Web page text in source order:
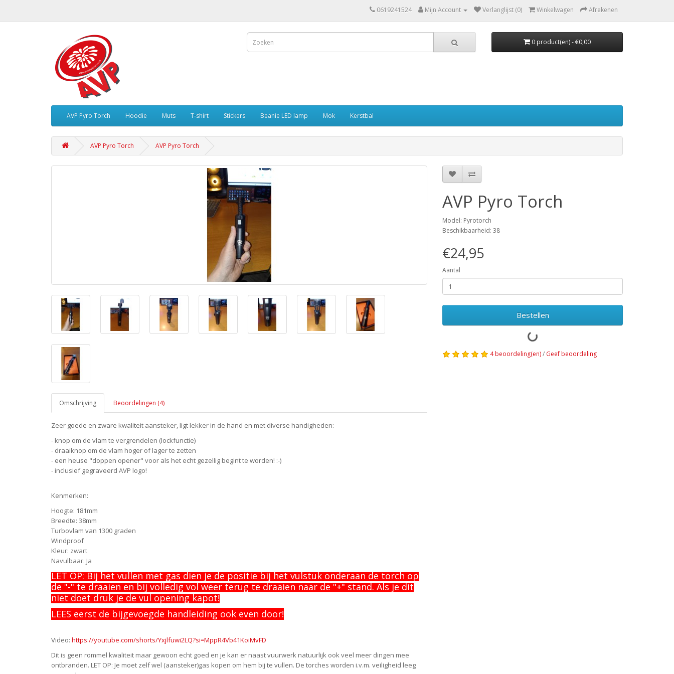
0619241524 Mijn Account Verlanglijst (0) Winkelwagen Afrekenen
0 product(en) - €0,00
AVP Pyro Torch Hoodie Muts T-shirt Stickers Beanie LED lamp Mok Kerstbal
AVP Pyro Torch AVP Pyro Torch
Omschrijving Beoordelingen (4)
Zeer goede en zware kwaliteit aansteker, ligt lekker in de hand en met diverse handigheden:
- knop om de vlam te vergrendelen (lockfunctie)
- draaiknop om de vlam hoger of lager te zetten
- een heuse "doppen opener" voor als het echt gezellig begint te worden! :-)
- inclusief gegraveerd AVP logo!
Kenmerken:
Hoogte: 181mm
Breedte: 38mm
Turbovlam van 1300 graden
Windproof
Kleur: zwart
Navulbaar: Ja
LET OP: Bij het vullen met gas dien je de positie bij het vulstuk onderaan de torch op
de "-" te draaien en bij volledig vol weer terug te draaien naar de "+" stand.Als je dit
niet doet druk je de vul opening kapot!
LEES eerst de bijgevoegde handleiding ook even door!
Video: https://youtube.com/shorts/Yxjlfuwi2LQ?si=MppR4Vb41KoiMvFD
Dit is geen rommel kwaliteit maar gewoon echt goed en je kan er naast vuurwerk natuurlijk ook veel meer dingen mee
ontbranden. LET OP: Je moet zelf wel (aansteker)gas kopen om hem bij te vullen. De torches worden i.v.m. veiligheid leeg
AVP Pyro Torch
Model: Pyrotorch
Beschikbaarheid: 38
€24,95
Aantal
Bestellen
4 beoordeling(en)/ Geef beoordeling